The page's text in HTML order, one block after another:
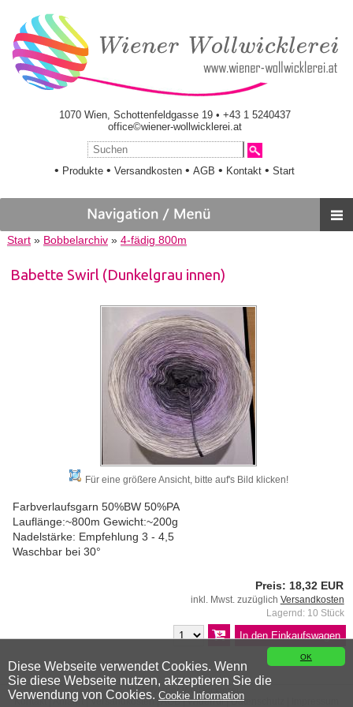
OK
Diese Webseite verwendet Cookies. Wenn
Sie diese Webseite nutzen, akzeptieren Sie die
Verwendung von Cookies. Cookie Information
1070 Wien, Schottenfeldgasse 19 • +43 1 5240437
office©wiener-wollwicklerei.at
• Produkte •Versandkosten •AGB • Kontakt •Start
Start» Bobbelarchiv» 4-fädig 800m
Babette Swirl (Dunkelgrau innen)
Für eine größere Ansicht, bitte auf's Bild klicken!
Farbverlaufsgarn 50%BW 50%PA
Lauflänge:~800m Gewicht:~200g
Nadelstärke: Empfehlung 3 - 4,5
Waschbar bei 30°
Preis: 18,32 EUR
inkl. Mwst. zuzüglich Versandkosten
Lagernd: 10 Stück
© 2026 Wiener Wollwicklerei
Kontakt |Anfahrt |Versandkosten |AGB|Widerruf|Datenschutz